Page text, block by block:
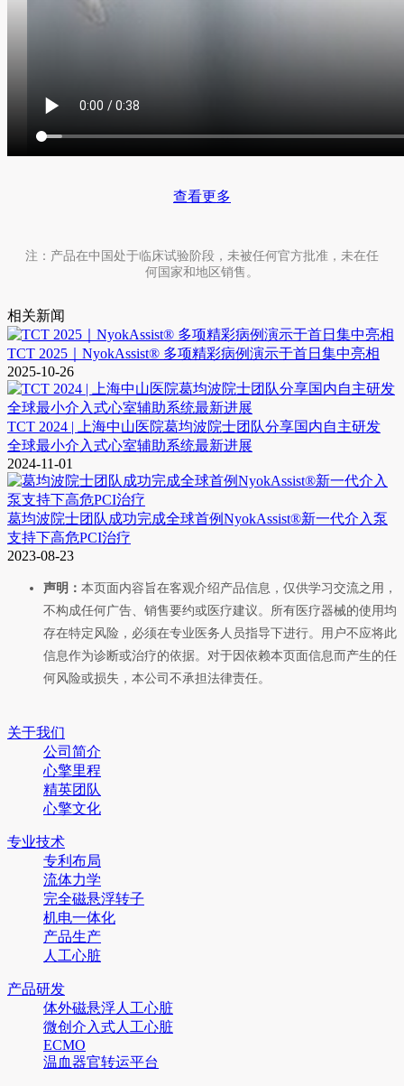
查看更多
注：产品在中国处于临床试验阶段，未被任何官方批准，未在任
何国家和地区销售。
相关新闻
TCT 2025｜NyokAssist® 多项精彩病例演示于首日集中亮相
2025-10-26
TCT 2024 | 上海中山医院葛均波院士团队分享国内自主研发
全球最小介入式心室辅助系统最新进展
2024-11-01
葛均波院士团队成功完成全球首例NyokAssist®新一代介入泵
支持下高危PCI治疗
2023-08-23
声明： 本页面内容旨在客观介绍产品信息，仅供学习交流之用，
不构成任何广告、销售要约或医疗建议。所有医疗器械的使用均
存在特定风险，必须在专业医务人员指导下进行。用户不应将此
信息作为诊断或治疗的依据。对于因依赖本页面信息而产生的任
何风险或损失，本公司不承担法律责任。
关于我们
公司简介
心擎里程
精英团队
心擎文化
专业技术
专利布局
流体力学
完全磁悬浮转子
机电一体化
产品生产
人工心脏
产品研发
体外磁悬浮人工心脏
微创介入式人工心脏
ECMO
温血器官转运平台